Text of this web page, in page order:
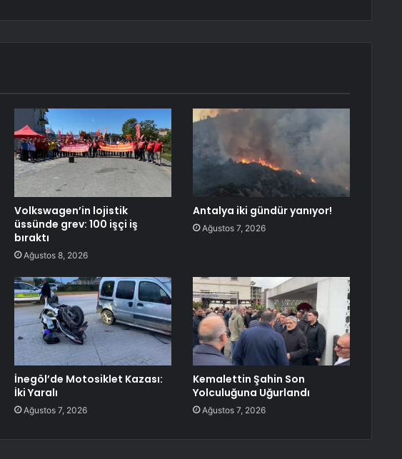
Volkswagen’in lojistik
üssünde grev: 100 işçi iş
bıraktı
Ağustos 8, 2026
Antalya iki gündür yanıyor!
Ağustos 7, 2026
İnegöl’de Motosiklet Kazası:
İki Yaralı
Ağustos 7, 2026
Kemalettin Şahin Son
Yolculuğuna Uğurlandı
Ağustos 7, 2026